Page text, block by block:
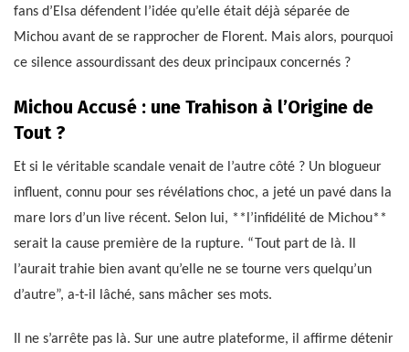
fans d’Elsa défendent l’idée qu’elle était déjà séparée de
Michou avant de se rapprocher de Florent. Mais alors, pourquoi
ce silence assourdissant des deux principaux concernés ?
Michou Accusé : une Trahison à l’Origine de
Tout ?
Et si le véritable scandale venait de l’autre côté ? Un blogueur
influent, connu pour ses révélations choc, a jeté un pavé dans la
mare lors d’un live récent. Selon lui, **l’infidélité de Michou**
serait la cause première de la rupture. “Tout part de là. Il
l’aurait trahie bien avant qu’elle ne se tourne vers quelqu’un
d’autre”, a-t-il lâché, sans mâcher ses mots.
Il ne s’arrête pas là. Sur une autre plateforme, il affirme détenir